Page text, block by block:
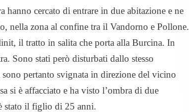
hanno cercato di entrare in due abitazione e ne
nella zona al confine tra il Vandorno e Pollone.
il tratto in salita che porta alla Burcina. In
Sono stati però disturbati dallo stesso
pertanto svignata in direzione del vicino
si è affacciato e ha visto l’ombra di due
stato il figlio di 25 anni.